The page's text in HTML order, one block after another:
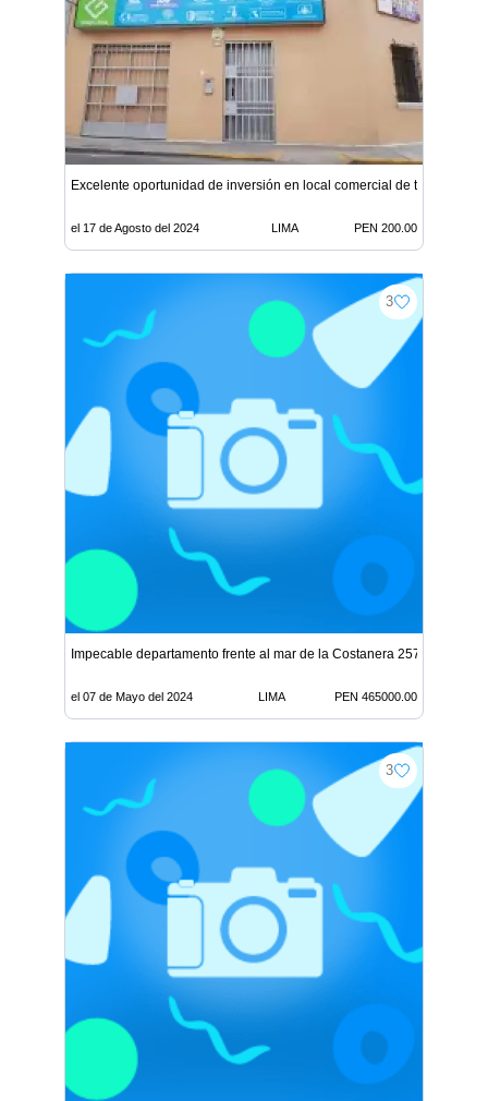
Excelente oportunidad de inversión en local comercial de tres pisos
el 17 de Agosto del 2024 LIMA PEN 200.00
3
Impecable departamento frente al mar de la Costanera 2576
el 07 de Mayo del 2024 LIMA PEN 465000.00
3